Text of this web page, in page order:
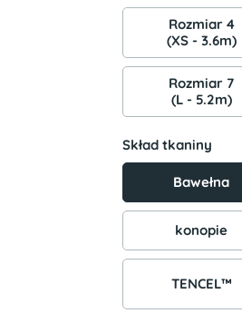
Rozmiar 4
(XS - 3.6m)
Rozmiar 7
(L - 5.2m)
Skład tkaniny
Bawełna
konopie
TENCEL™